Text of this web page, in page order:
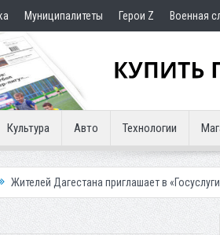
Муниципалитеты Герои Z Военная
Культура Авто Технологии
приглашает в «Госуслуги Дом»